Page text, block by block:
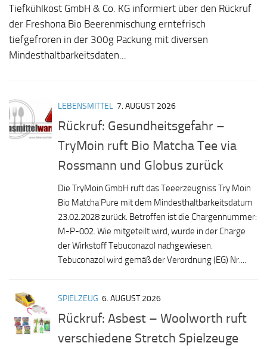
Tiefkühlkost GmbH & Co. KG informiert über den Rückruf
der Freshona Bio Beerenmischung erntefrisch
tiefgefroren in der 300g Packung mit diversen
Mindesthaltbarkeitsdaten...
LEBENSMITTEL 7. AUGUST 2026
Rückruf: Gesundheitsgefahr –
TryMoin ruft Bio Matcha Tee via
Rossmann und Globus zurück
Die TryMoin GmbH ruft das Teeerzeugniss Try Moin
Bio Matcha Pure mit dem Mindesthaltbarkeitsdatum
23.02.2028 zurück. Betroffen ist die Chargennummer:
M-P-002. Wie mitgeteilt wird, wurde in der Charge
der Wirkstoff Tebuconazol nachgewiesen.
Tebuconazol wird gemäß der Verordnung (EG) Nr....
SPIELZEUG 6. AUGUST 2026
Rückruf: Asbest – Woolworth ruft
verschiedene Stretch Spielzeuge